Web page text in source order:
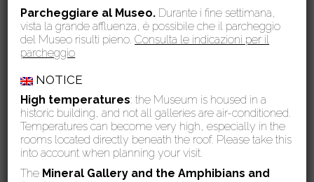
Collegamento con i partecipanti
Parcheggiare al Museo. Durante i fine settimana,
vista la grande affluenza, è possibile che il parcheggio
del Museo risulti pieno.Consulta le indicazioni per il
parcheggio
NOTICE
High temperatures: the Museum is housed in a
historic building, and not all galleries are air-conditioned.
Temperatures can become very high, especially in the
rooms located directly beneath the roof. Please take this
into account when planning your visit.
The Mineral Gallery and the Amphibians and